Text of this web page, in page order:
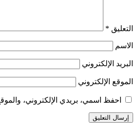
التعليق *
الاسم
البريد الإلكتروني
الموقع الإلكتروني
احفظ اسمي، بريدي الإلكتروني،